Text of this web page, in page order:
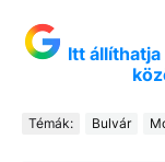
Itt
Témák: Bulvár